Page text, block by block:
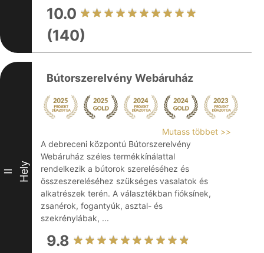
10.0
(140)
II Hely
Bútorszerelvény Webáruház
Mutass többet >>
A debreceni központú Bútorszerelvény
Webáruház széles termékkínálattal
rendelkezik a bútorok szereléséhez és
összeszereléséhez szükséges vasalatok és
alkatrészek terén. A választékban fióksínek,
zsanérok, fogantyúk, asztal- és
szekrénylábak, ...
9.8